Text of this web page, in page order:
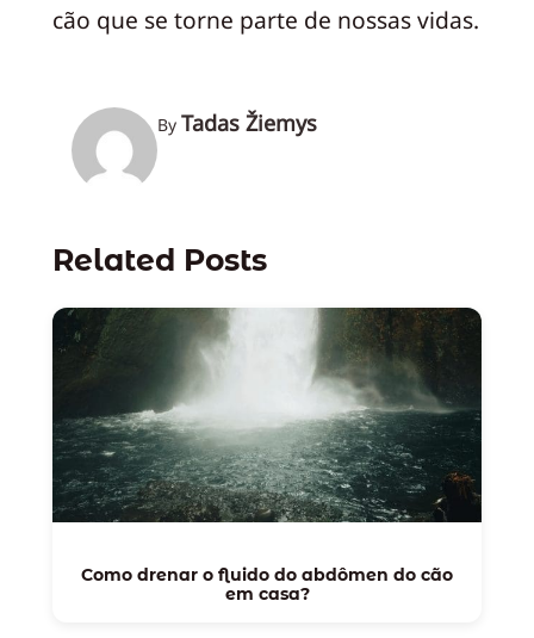
cão que se torne parte de nossas vidas.
By Tadas Žiemys
Related Posts
Como drenar o fluido do abdômen do cão
em casa?